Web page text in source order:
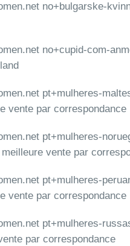
no+bulgarske-
no+cupid-com-
pt+mulheres-
vente par correspondance
pt+mulheres-
vente par
pt+mulheres-
vente par correspondance
pt+mulheres-
par correspondance